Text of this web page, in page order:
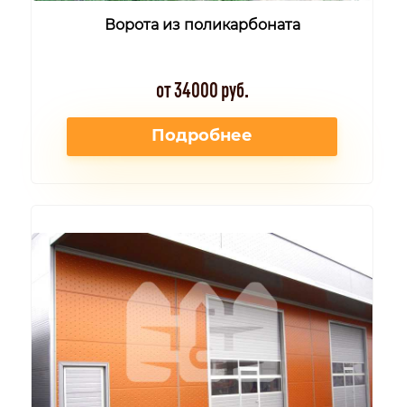
Ворота из поликарбоната
от 34000 руб.
Подробнее